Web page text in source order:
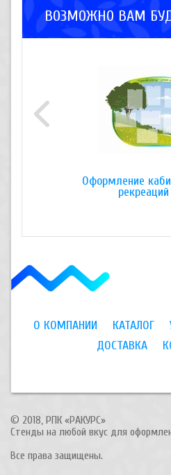
ВОЗМОЖНО ВАМ
Оформление
О КОМПАНИИ КАТАЛОГ
ДОСТАВКА
© 2018, РПК «РАКУРС»
Стенды на любой вкус для
Все права защищены.